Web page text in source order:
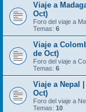
Viaje a
Oct)
Foro del viaje a
Temas: 6
Viaje a
de Oct)
Foro del viaje a
Temas: 6
Viaje a Nepal
Oct)
Foro del viaje a
Temas: 10